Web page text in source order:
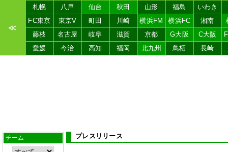
≪
札幌 八戸 仙台 秋田 山形 福島
いわき
FC東京
東京V 町田 川崎 横浜FM 横浜FC 湘南
藤枝
名古屋 岐阜 滋賀 京都 G大阪 C大阪
愛媛
今治 高知 福岡 北九州 鳥栖 長崎
チーム プレスリリース